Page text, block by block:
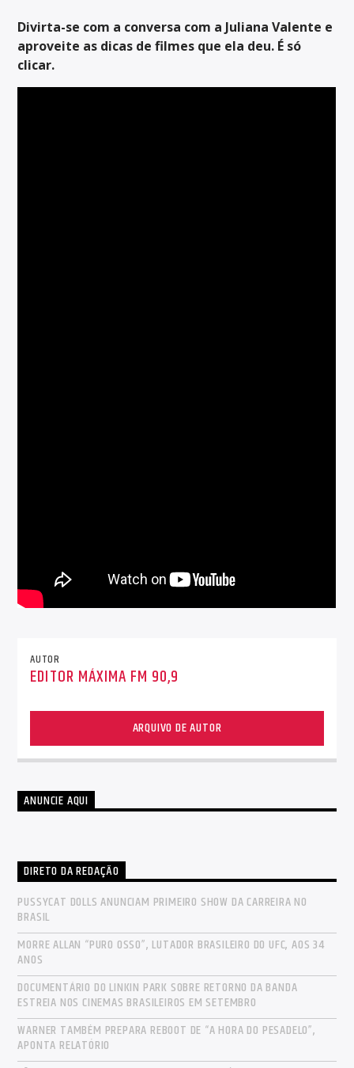
Divirta-se com a conversa com a Juliana Valente e
aproveite as dicas de filmes que ela deu. É só
clicar.
AUTOR
EDITOR MÁXIMA FM 90,9
ARQUIVO DE AUTOR
ANUNCIE AQUI
DIRETO DA REDAÇÃO
PUSSYCAT DOLLS ANUNCIAM PRIMEIRO SHOW DA CARREIRA NO
BRASIL
MORRE ALLAN “PURO OSSO”, LUTADOR BRASILEIRO DO UFC, AOS 34
ANOS
DOCUMENTÁRIO DO LINKIN PARK SOBRE RETORNO DA BANDA
ESTREIA NOS CINEMAS BRASILEIROS EM SETEMBRO
WARNER TAMBÉM PREPARA REBOOT DE “A HORA DO PESADELO”,
APONTA RELATÓRIO